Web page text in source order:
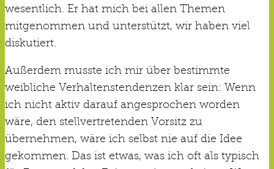
wesentlich. Er hat mich bei allen Themen
mitgenommen und unterstützt, wir haben viel
diskutiert.
Außerdem musste ich mir über bestimmte
weibliche Verhaltenstendenzen klar sein: Wenn
ich nicht aktiv darauf angesprochen worden
wäre, den stellvertretenden Vorsitz zu
übernehmen, wäre ich selbst nie auf die Idee
gekommen. Das ist etwas, was ich oft als typisch